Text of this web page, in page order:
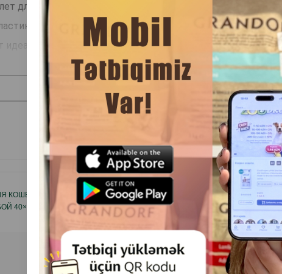
для кошек.
не впитывает неприятные запахи и легко моется.
идеальным стартом для приучения Вашего котенка к
КОШЕК С
40×30×20
ЛОПАТКА NUNBELL 0022 УДОБНЫЙ И
ПРАКТИЧНЫЙ АКСЕССУАР ДЛЯ
ЕЖЕДНЕВНОЙ УБОРКИ КОШАЧЬЕГО
ТУАЛЕТА.